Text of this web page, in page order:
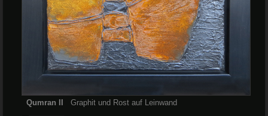
Qumran II Graphit und Rost auf Leinwand